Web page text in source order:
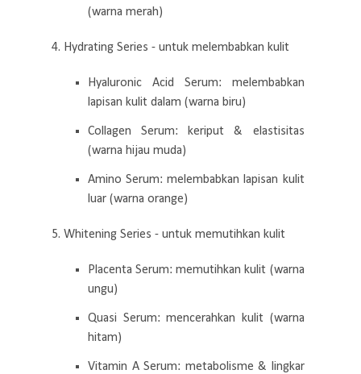
(warna merah)
4. Hydrating Series - untuk melembabkan kulit
Hyaluronic Acid Serum: melembabkan
lapisan kulit dalam (warna biru)
Collagen Serum: keriput & elastisitas
(warna hijau muda)
Amino Serum: melembabkan lapisan kulit
luar (warna orange)
5. Whitening Series - untuk memutihkan kulit
Placenta Serum: memutihkan kulit (warna
ungu)
Quasi Serum: mencerahkan kulit (warna
hitam)
Vitamin A Serum: metabolisme & lingkar